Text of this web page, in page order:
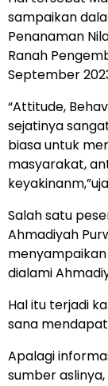
sampaikan
Penanaman
Ranah
September
“Attitude,
sejatinya
biasa untuk
masyarakat,
Salah satu
Ahmadiyah
dialami
Hal itu terjadi
sana
Apalagi
sumber